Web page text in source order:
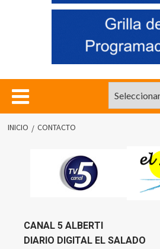
INICIO CONTACTO
CANAL 5 ALBERTI
DIARIO DIGITAL EL SALADO